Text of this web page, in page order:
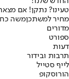
טעינו? נתקן! אם
מחיר למשתכןמשה
מדורים
ספורט
דעות
תרבות ובידור
לייף סטייל
הורוסקופ